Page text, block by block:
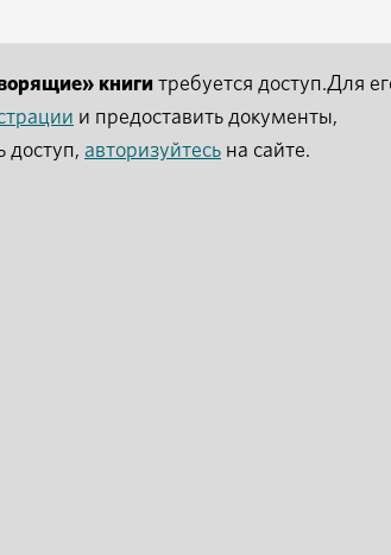
книги требуется доступ.Для
и предоставить документы,
доступ, авторизуйтесь на сайте.